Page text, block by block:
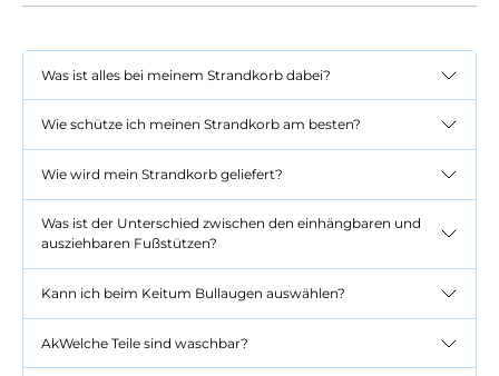
Was ist alles bei meinem Strandkorb dabei?
Wie schütze ich meinen Strandkorb am besten?
Wie wird mein Strandkorb geliefert?
Was ist der Unterschied zwischen den einhängbaren und
ausziehbaren Fußstützen?
Kann ich beim Keitum Bullaugen auswählen?
AkWelche Teile sind waschbar?